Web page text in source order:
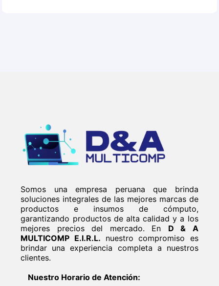
Somos una empresa peruana que brinda
soluciones integrales de las mejores marcas de
productos e insumos de cómputo,
garantizando productos de alta calidad y a los
mejores precios del mercado. En D & A
MULTICOMP E.I.R.L. nuestro compromiso es
brindar una experiencia completa a nuestros
clientes.
Nuestro Horario de Atención: